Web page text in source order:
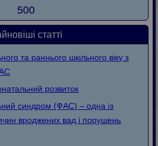
500
статті
та раннього шкільного віку з
розвиток
синдром (ФАС) – одна із
вроджених вад і порушень